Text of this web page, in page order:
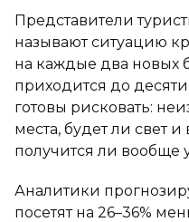
Представители
называют ситуацию
на каждые два новых
приходится до десяти
готовы рисковать:
места, будет ли свет
получится ли вообще
Аналитики
посетят на 26–36%